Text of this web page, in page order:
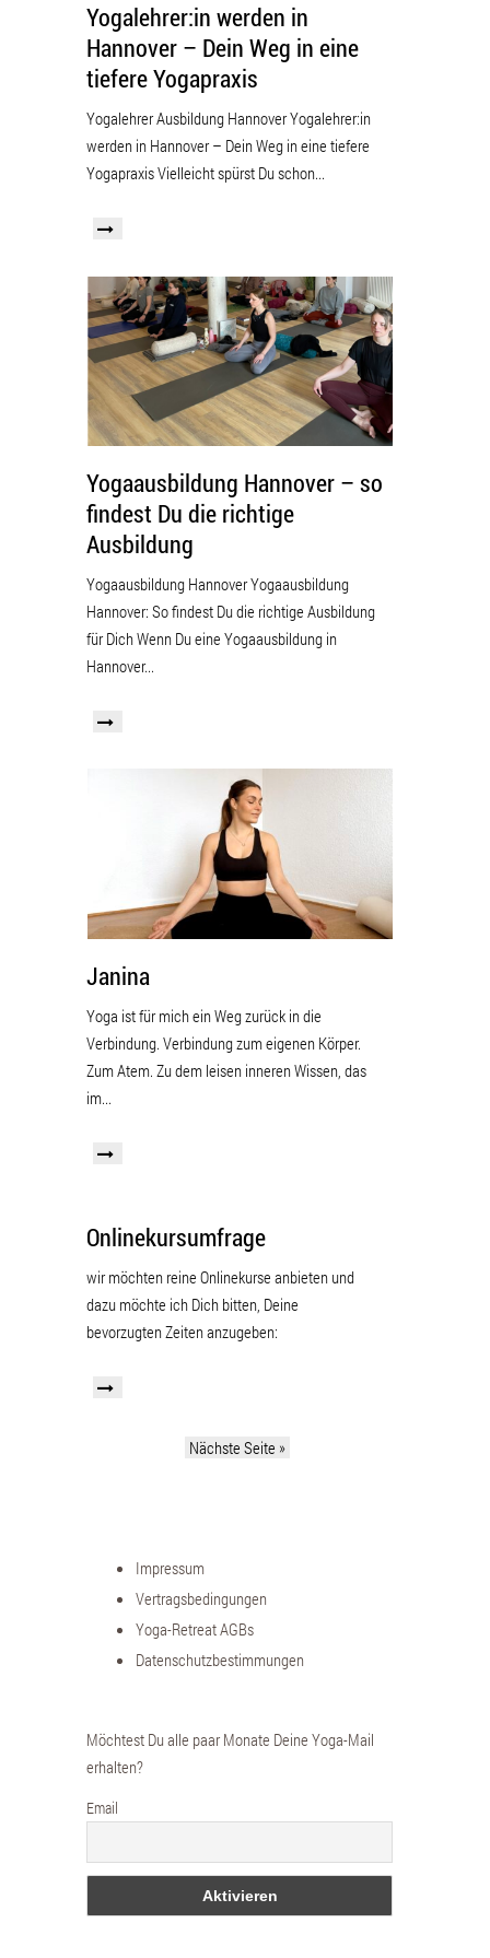
Yogalehrer:in werden in
Hannover – Dein Weg in eine
tiefere Yogapraxis
Yogalehrer Ausbildung Hannover Yogalehrer:in
werden in Hannover – Dein Weg in eine tiefere
Yogapraxis Vielleicht spürst Du schon...
Yogaausbildung Hannover – so
findest Du die richtige
Ausbildung
Yogaausbildung Hannover Yogaausbildung
Hannover: So findest Du die richtige Ausbildung
für Dich Wenn Du eine Yogaausbildung in
Hannover...
Janina
Yoga ist für mich ein Weg zurück in die
Verbindung. Verbindung zum eigenen Körper.
Zum Atem. Zu dem leisen inneren Wissen, das
im...
Onlinekursumfrage
wir möchten reine Onlinekurse anbieten und
dazu möchte ich Dich bitten, Deine
bevorzugten Zeiten anzugeben:
Nächste Seite »
Impressum
Vertragsbedingungen
Yoga-Retreat AGBs
Datenschutzbestimmungen
Möchtest Du alle paar Monate Deine Yoga-Mail
erhalten?
Email